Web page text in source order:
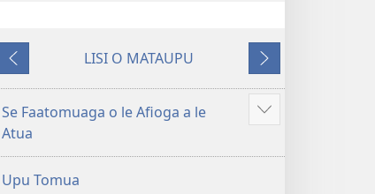
se
O
le
ai
Tusi
Mataupu
ua
mavae
LISI O MATAUPU
Mataupu
e
sosoo
Se Faatomuaga o le Afioga a le
Atua
Faaali
mea
Upu Tomua